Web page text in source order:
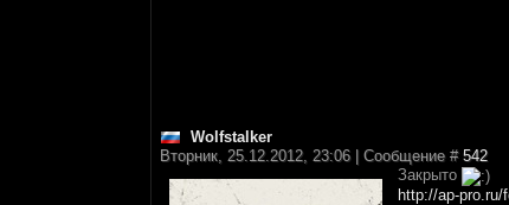
Wolfstalker
Вторник, 25.12.2012, 23:06 | Сообщение # 542
Закрыто
http://ap-pro.ru/